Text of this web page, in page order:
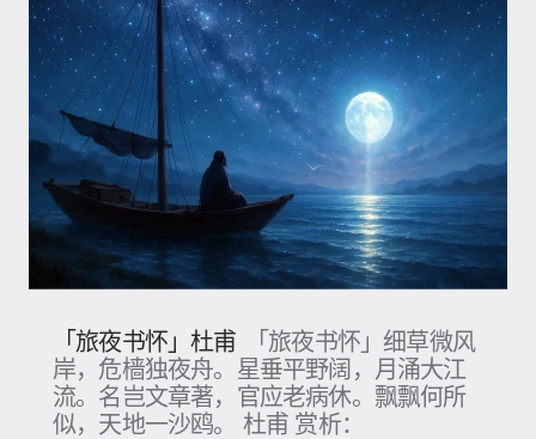
「旅夜书怀」杜甫
「旅夜书怀」细草微风
岸，危樯独夜舟。星垂平野阔，月涌大江
流。名岂文章著，官应老病休。飘飘何所
似，天地一沙鸥。 杜甫 赏析：